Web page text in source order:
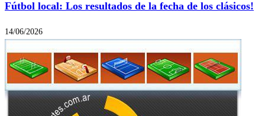
Fútbol local: Los resultados de la fecha de los clásicos!
14/06/2026